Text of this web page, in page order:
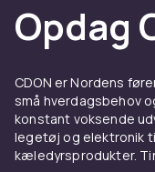
Opdag
CDON er Nordens
små hverdagsbehov
konstant voksende
legetøj og elektronik
kæledyrsprodukter.